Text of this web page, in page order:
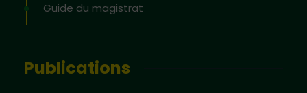
Guide du magistrat
Publications